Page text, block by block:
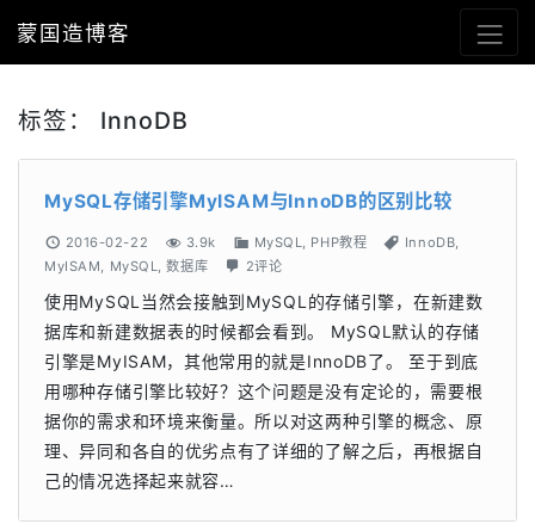
蒙国造博客
标签： InnoDB
MySQL存储引擎MyISAM与InnoDB的区别比较
2016-02-22 3.9k MySQL PHP教程 InnoDB
MyISAM
MySQL ,数据库 2评论
使用MySQL当然会接触到MySQL的存储引擎，在新建数
据库和新建数据表的时候都会看到。 MySQL默认的存储
引擎是MyISAM，其他常用的就是InnoDB了。 至于到底
用哪种存储引擎比较好？这个问题是没有定论的，需要根
据你的需求和环境来衡量。所以对这两种引擎的概念、原
理、异同和各自的优劣点有了详细的了解之后，再根据自
己的情况选择起来就容…